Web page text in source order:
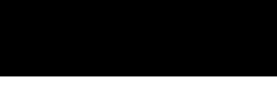
gegenüber diesem Thema sind. Und: Die
glauben, die Dinge zu verstehen und trauen